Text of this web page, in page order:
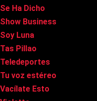
Se Ha Dicho
Show Business
Soy Luna
Tas Pillao
Teledeportes
Tu voz estéreo
Vacílate Esto